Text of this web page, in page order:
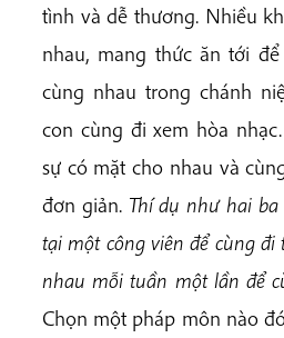
tình và dễ thương. Nhiều
nhau, mang thức ăn tới
cùng nhau trong chánh
con cùng đi xem hòa
sự có mặt cho nhau và
đơn giản. Thí dụ như hai
tại một công viên để cùng đi
nhau mỗi tuần một lần để
Chọn một pháp môn nào